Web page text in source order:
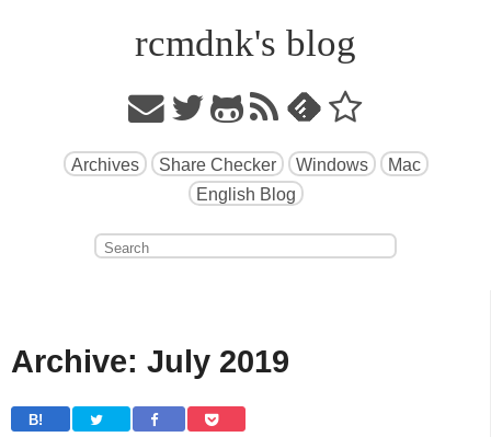
rcmdnk's blog
Archives Share Checker Windows
Mac
English Blog
Archive: July 2019
B!